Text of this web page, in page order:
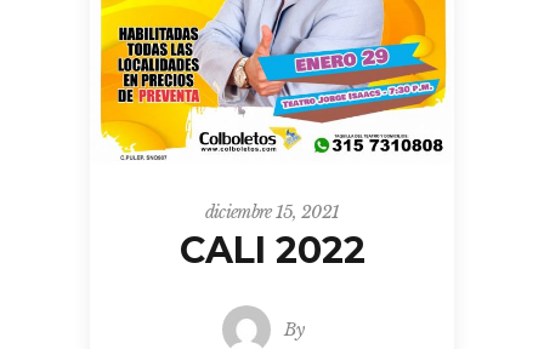
diciembre 15, 2021
CALI 2022
By